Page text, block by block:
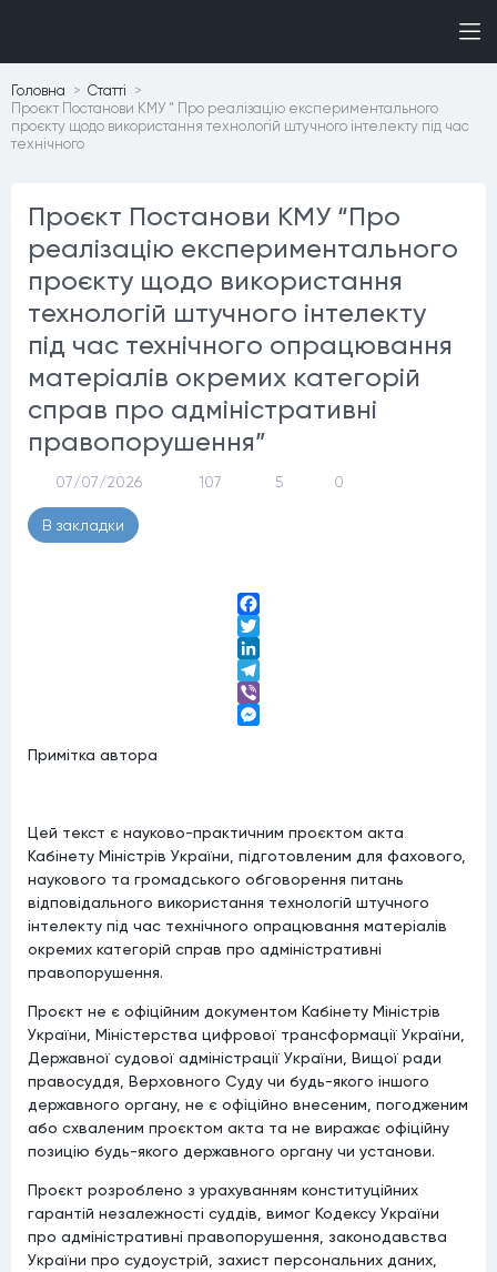
Головна
Статтi
Проєкт Постанови КМУ “ Про реалізацію експериментального
проєкту щодо використання технологій штучного інтелекту під час
технічного
Проєкт Постанови КМУ “Про
реалізацію експериментального
проєкту щодо використання
технологій штучного інтелекту
під час технічного опрацювання
матеріалів окремих категорій
справ про адміністративні
правопорушення”
07/07/2026 107 5 0
В закладки
Facebook
Twitter
LinkedIn
Telegram
Viber
Примітка автора
Цей текст є науково-практичним проєктом акта
Кабінету Міністрів України, підготовленим для фахового,
наукового та громадського обговорення питань
відповідального використання технологій штучного
інтелекту під час технічного опрацювання матеріалів
окремих категорій справ про адміністративні
правопорушення.
Проєкт не є офіційним документом Кабінету Міністрів
України, Міністерства цифрової трансформації України,
Державної судової адміністрації України, Вищої ради
правосуддя, Верховного Суду чи будь-якого іншого
державного органу, не є офіційно внесеним, погодженим
або схваленим проєктом акта та не виражає офіційну
позицію будь-якого державного органу чи установи.
Проєкт розроблено з урахуванням конституційних
гарантій незалежності суддів, вимог Кодексу України
про адміністративні правопорушення, законодавства
України про судоустрій, захист персональних даних,